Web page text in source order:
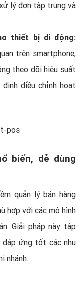
lý đơn tập trung và
thiết bị di động:
trên smartphone,
theo dõi hiệu suất
điều chỉnh hoạt
pos
biến, dễ dùng
quản lý bán hàng
hợp với các mô hình
Giải pháp này tập
đáp ứng tốt các nhu
nhánh.